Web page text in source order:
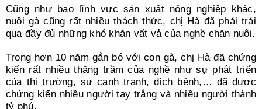
Cũng như bao lĩnh vực sản xuất nông nghiệp khác,
nuôi gà cũng rất nhiều thách thức, chị Hà đã phải trải
qua đầy đủ những khó khăn vất vả của nghề chăn nuôi.
Trong hơn 10 năm gắn bó với con gà, chị Hà đã chứng
kiến rất nhiều thăng trầm của nghề như sự phát triển
của thị trường, sự cạnh tranh, dịch bệnh,… đã được
chứng kiến nhiều người tay trắng và nhiều người thành
tỷ phú.